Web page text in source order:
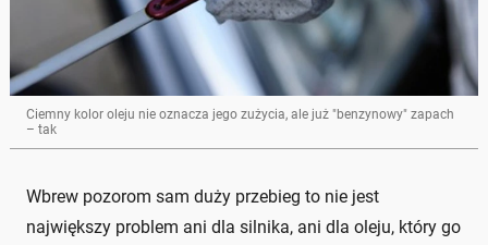
Ciemny kolor oleju nie oznacza jego zużycia, ale już "benzynowy" zapach
– tak
Wbrew pozorom sam duży przebieg to nie jest
największy problem ani dla silnika, ani dla oleju, który go